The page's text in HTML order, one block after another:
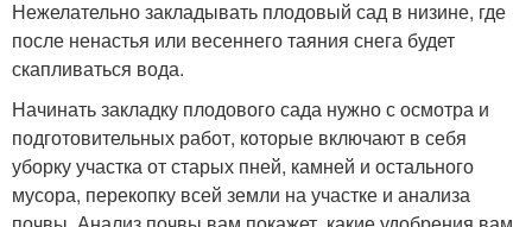
Нежелательно закладывать плодовый сад в низине, где
после ненастья или весеннего таяния снега будет
скапливаться вода.
Начинать закладку плодового сада нужно с осмотра и
подготовительных работ, которые включают в себя
уборку участка от старых пней, камней и остального
мусора, перекопку всей земли на участке и анализа